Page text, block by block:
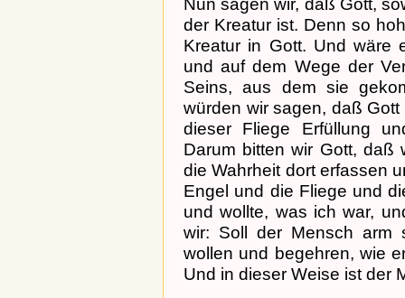
Nun sagen wir, daß Gott,
der Kreatur ist. Denn so
Kreatur in Gott. Und wäre
und auf dem Wege der
Seins, aus dem sie
würden wir sagen, daß
dieser Fliege Erfüllung
Darum bitten wir Gott, daß
die Wahrheit dort erfassen
Engel und die Fliege und
und wollte, was ich war,
wir: Soll der Mensch
wollen und begehren, wie
Und in dieser Weise ist der